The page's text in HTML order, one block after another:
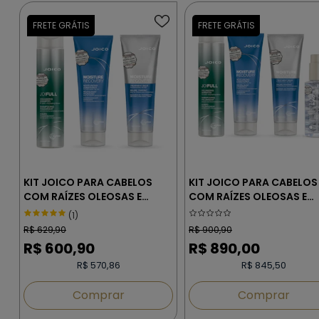
KIT JOICO PARA CABELOS
COM RAÍZES OLEOSAS E
(1)
R$629,90
R$ 600,90
R$ 570,86
Comprar
KIT JOICO PARA CABELOS
COM RAÍZES OLEOSAS E
R$900,90
R$ 890,00
R$ 845,50
Comprar